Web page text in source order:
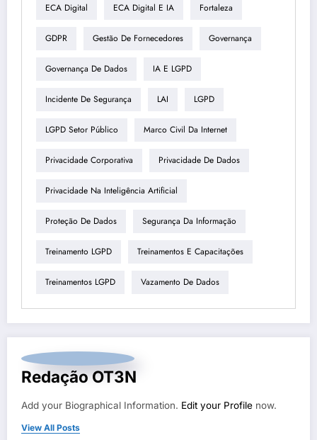
ECA Digital ECA Digital E IA Fortaleza
GDPR Gestão De Fornecedores Governança
Governança De Dados IA E LGPD
Incidente De Segurança LAI LGPD
LGPD Setor Público Marco Civil Da Internet
Privacidade Corporativa Privacidade De Dados
Privacidade Na Inteligência Artificial
Proteção De Dados Segurança Da Informação
Treinamento LGPD Treinamentos E Capacitações
Treinamentos LGPD Vazamento De Dados
Redação OT3N
Add your Biographical Information. Edit your Profile now.
View All Posts